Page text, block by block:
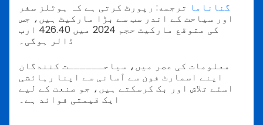
گناناما ترجمه: رپورٹ کرتی ہے کہ ہوٹلز سفر
اور سیاحت کے اندر سب سے بڑا مارکیٹ ہیں، جس
کی متوقع مارکیٹ حجم 2024 میں 426.40 ارب
ڈالر ہوگی۔
معلومات کی عصر میں، سیاحــــــت کنندگان
اپنے اسمارٹ فون سے آسانی سے اپنا رہائشی
اسٹے تلاش اور بک کرسکتے ہیں، جو صنعت کے لیے
ایک قیمتی فوائد ہے۔